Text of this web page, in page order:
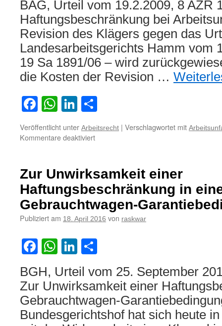
Absprache
über
das
Anmieten
und
Führen
eines
Mietwagens
Ausland
BAG, Urteil vom 19.2.2009, 8 AZR
Haftungsbeschränkung bei
Revision des Klägers gegen das
Landesarbeitsgerichts Hamm vom
19 Sa 1891/06 – wird
die Kosten der Revision …
Facebook
WhatsApp
LinkedIn
Veröffentlicht unter Arbeitsrecht | Verschlagwortet mit
Kommentare deaktiviertfür
Arbeitsunfall
Zur Unwirksamkeit einer
Haftungsbeschränkung in
Gebrauchtwagen-
Publiziert am 18. April 2016 von raskwar
Facebook
WhatsApp
LinkedIn
BGH, Urteil vom 25. September
Zur Unwirksamkeit einer
Gebrauchtwagen-
Bundesgerichtshof hat sich heute